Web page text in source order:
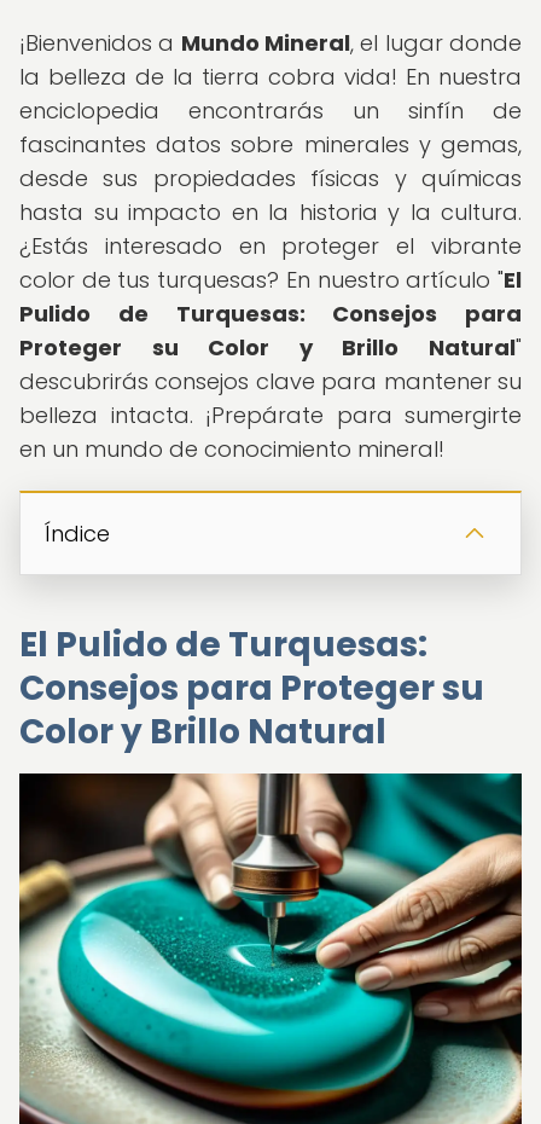
¡Bienvenidos a Mundo Mineral, el lugar donde
la belleza de la tierra cobra vida! En nuestra
enciclopedia encontrarás un sinfín de
fascinantes datos sobre minerales y gemas,
desde sus propiedades físicas y químicas
hasta su impacto en la historia y la cultura.
¿Estás interesado en proteger el vibrante
color de tus turquesas? En nuestro artículo "El
Pulido de Turquesas: Consejos para
Proteger su Color y Brillo Natural"
descubrirás consejos clave para mantener su
belleza intacta. ¡Prepárate para sumergirte
en un mundo de conocimiento mineral!
Índice
El Pulido de Turquesas:
Consejos para Proteger su
Color y Brillo Natural